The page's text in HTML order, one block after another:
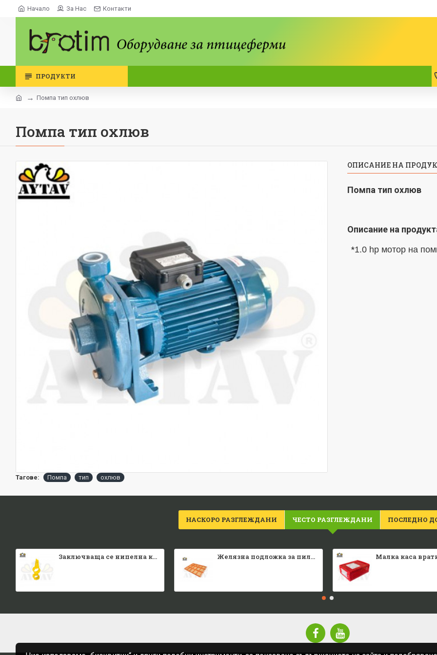
Начало За Нас Контакти
ПРОДУКТИ
Помпа тип охлюв
Помпа тип охлюв
ОПИСАНИЕ НА
Помпа тип охлюв
Описание на
*1.0 hp мотор на
Тагове: Помпа тип охлюв
НАСКОРО РАЗГЛЕЖДАНИ ЧЕСТО РАЗГЛЕЖДАНИ ПОСЛЕДНО
Заключваща се нипелна квадратна тръба Желязна подложка за пилета